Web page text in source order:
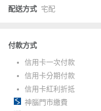
配送方式 宅配
付款方式
信用卡一次付款
信用卡分期付款
信用卡紅利折抵
神腦門市繳費